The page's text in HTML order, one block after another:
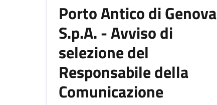
Porto Antico di Genova
S.p.A. - Avviso di
selezione del
Responsabile della
Comunicazione